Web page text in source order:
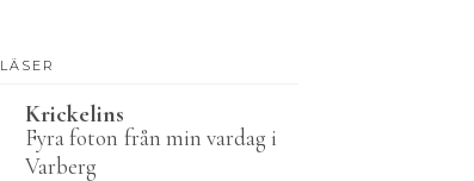
LÄSER
Krickelins
Fyra foton från min vardag i
Varberg